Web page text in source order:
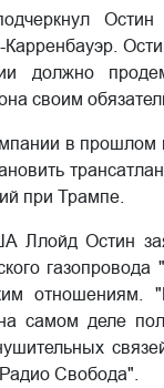
Остин
должно
своим
в прошлом
при Трампе.
Ллойд Остин
самом деле
Свобода".